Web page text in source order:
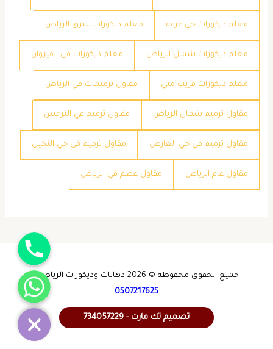
معلم ديكورات حي عرقه معلم ديكورات شرق الرياض
معلم ديكورات شمال الرياض معلم ديكورات في القيروان
معلم ديكورات قريب مني مقاول ترميمات في الرياض
مقاول ترميم شمال الرياض مقاول ترميم في النرجس
مقاول ترميم في حي العارض مقاول ترميم في حي النخيل
مقاول عام الرياض مقاول عظم في الرياض
جميع الحقوق محفوظة © 2026 دهانات وديكورات الرياض -
0507217625
تصميم تك مارت - 734057229
جوال
واتساب